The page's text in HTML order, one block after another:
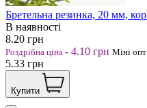
Бретельна резинка, 20 мм,
В наявності
8.20 грн
Роздрібна ціна - 4.10 грн Міні опт
5.33 грн
Купити